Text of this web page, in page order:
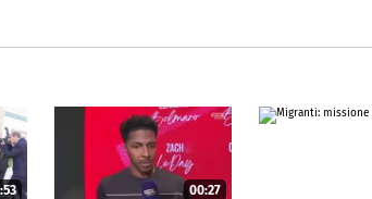
00:27